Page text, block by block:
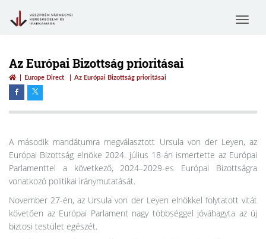
Toggle
Az Európai Bizottság prioritásai
Europe Direct Az Európai Bizottság prioritásai
A második mandátumra megválasztott Ursula von der Leyen, az
Európai Bizottság elnöke 2024. július 18-án ismertette az Európai
Parlamenttel a következő, 2024–2029-es Európai Bizottságra
vonatkozó politikai iránymutatását.
November 27-én, az Ursula von der Leyen elnökkel folytatott vitát
követően az Európai Parlament nagy többséggel jóváhagyta az új
biztosi testület egészét.